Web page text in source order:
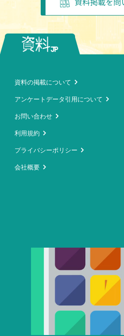
資料の掲載について
アンケートデータ引用について
お問い合わせ
利用規約
プライバシーポリシー
会社概要